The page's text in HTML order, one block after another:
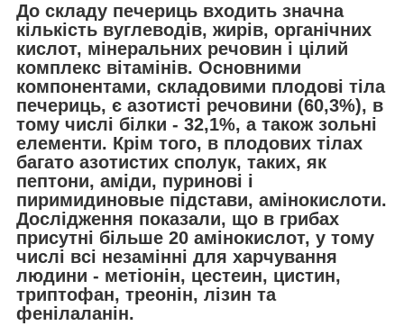
До складу печериць входить значна
кількість вуглеводів, жирів, органічних
кислот, мінеральних речовин і цілий
комплекс вітамінів. Основними
компонентами, складовими плодові тіла
печериць, є азотисті речовини (60,3%), в
тому числі білки - 32,1%, а також зольні
елементи. Крім того, в плодових тілах
багато азотистих сполук, таких, як
пептони, аміди, пуринові і
пиримидиновые підстави, амінокислоти.
Дослідження показали, що в грибах
присутні більше 20 амінокислот, у тому
числі всі незамінні для харчування
людини - метіонін, цестеин, цистин,
триптофан, треонін, лізин та
фенілаланін.